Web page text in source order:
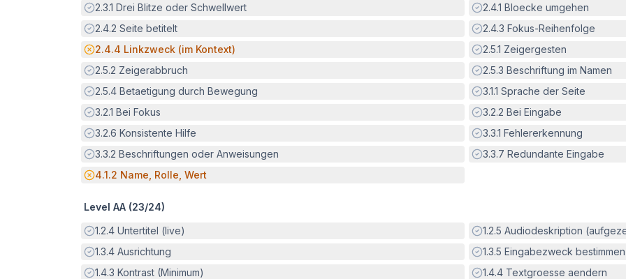
Erfüllt:
2.3.1 Drei Blitze oder Schwellwert Erfüllt:
2.4.1 Bloecke umgehen
Erfüllt:
2.4.2 Seite betitelt Erfüllt:
2.4.3 Fokus-Reihenfolge
Potenzielle Barriere:
2.4.4 Linkzweck (im Kontext) Erfüllt:
2.5.1 Zeigergesten
Erfüllt:
2.5.2 Zeigerabbruch Erfüllt:
2.5.3 Beschriftung im Namen
Erfüllt:
2.5.4 Betaetigung durch Bewegung Erfüllt:
3.1.1 Sprache der Seite
Erfüllt:
3.2.1 Bei Fokus Erfüllt:
3.2.2 Bei Eingabe
Erfüllt:
3.2.6 Konsistente Hilfe Erfüllt:
3.3.1 Fehlererkennung
Erfüllt:
3.3.2 Beschriftungen oder Anweisungen Erfüllt:
3.3.7 Redundante Eingabe
Potenzielle Barriere:
4.1.2 Name, Rolle, Wert
Level AA (23/24)
Erfüllt:
1.2.4 Untertitel (live) Erfüllt:
1.2.5 Audiodeskription
Erfüllt:
1.3.4 Ausrichtung Erfüllt:
1.3.5 Eingabezweck bestimmen
Erfüllt:
1.4.3 Kontrast (Minimum) Erfüllt:
1.4.4 Textgroesse aendern